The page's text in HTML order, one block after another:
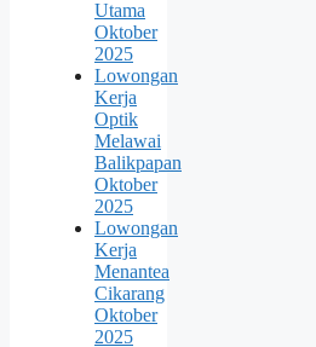
Utama
Oktober
2025
Lowongan
Kerja
Optik
Melawai
Balikpapan
Oktober
2025
Lowongan
Kerja
Menantea
Cikarang
Oktober
2025